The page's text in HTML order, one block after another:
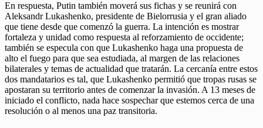
En respuesta, Putin también moverá sus fichas y se reunirá con
Aleksandr Lukashenko, presidente de Bielorrusia y el gran aliado
que tiene desde que comenzó la guerra. La intención es mostrar
fortaleza y unidad como respuesta al reforzamiento de occidente;
también se especula con que Lukashenko haga una propuesta de
alto el fuego para que sea estudiada, al margen de las relaciones
bilaterales y temas de actualidad que tratarán. La cercanía entre estos
dos mandatarios es tal, que Lukashenko permitió que tropas rusas se
apostaran su territorio antes de comenzar la invasión. A 13 meses de
iniciado el conflicto, nada hace sospechar que estemos cerca de una
resolución o al menos una paz transitoria.